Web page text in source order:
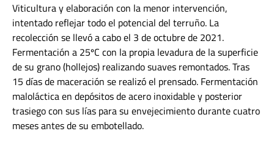
Viticultura y elaboración con la menor intervención,
intentado reflejar todo el potencial del terruño. La
recolección se llevó a cabo el 3 de octubre de 2021.
Fermentación a 25ºC con la propia levadura de la superficie
de su grano (hollejos) realizando suaves remontados. Tras
15 días de maceración se realizó el prensado. Fermentación
maloláctica en depósitos de acero inoxidable y posterior
trasiego con sus lías para su envejecimiento durante cuatro
meses antes de su embotellado.